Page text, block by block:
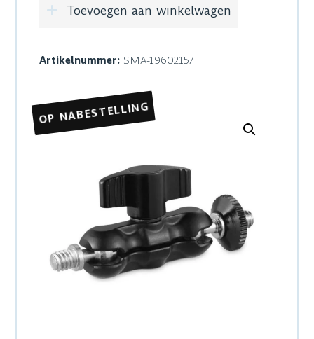
Toevoegen aan winkelwagen
Artikelnummer: SMA-19602157
OP NABESTELLING